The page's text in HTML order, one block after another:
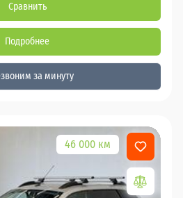
Сравнить
Подробнее
за минуту
46 000 км